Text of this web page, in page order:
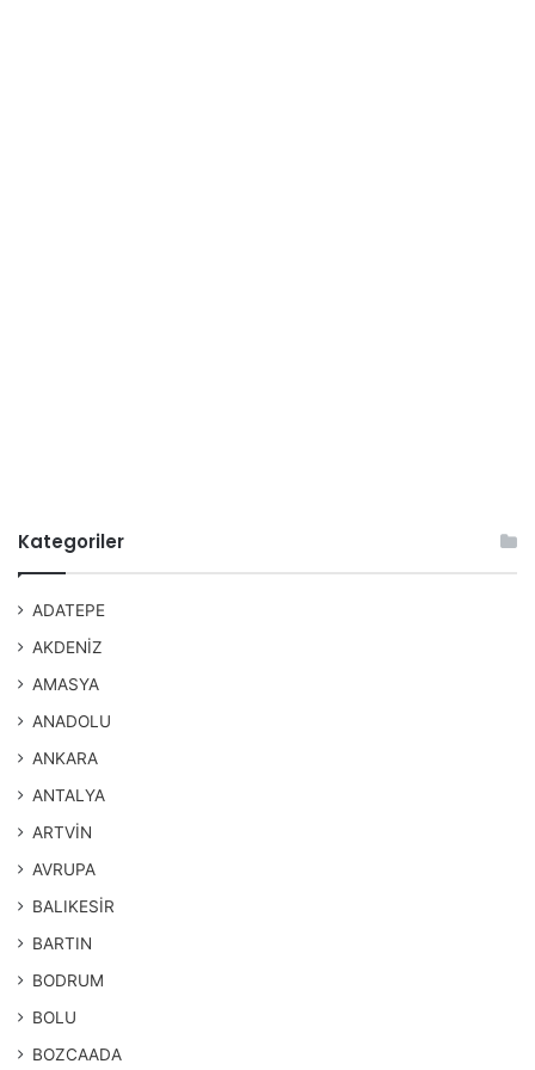
Kategoriler
ADATEPE
AKDENİZ
AMASYA
ANADOLU
ANKARA
ANTALYA
ARTVİN
AVRUPA
BALIKESİR
BARTIN
BODRUM
BOLU
BOZCAADA